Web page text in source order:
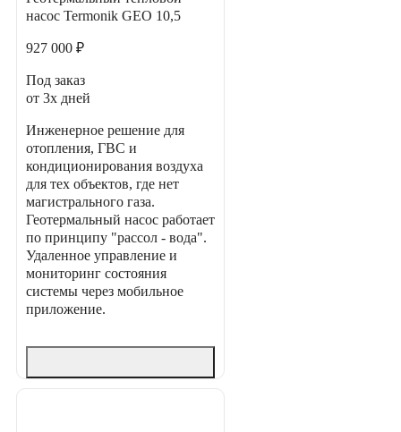
насос Termonik GEO 10,5
927 000 ₽
Под заказ
от 3х дней
Инженерное решение для
отопления, ГВС и
кондиционирования воздуха
для тех объектов, где нет
магистрального газа.
Геотермальный насос работает
по принципу "рассол - вода".
Удаленное управление и
мониторинг состояния
системы через мобильное
приложение.